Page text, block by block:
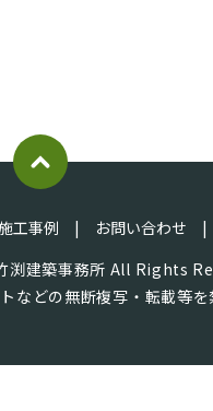
工事例 お問い合わせ
建築事務所 All Rights
などの無断複写・転載等を